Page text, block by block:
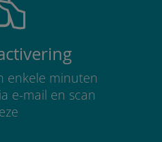
enkele minuten
e-mail en scan